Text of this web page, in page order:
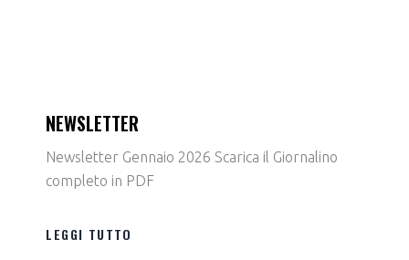
NEWSLETTER
Newsletter Gennaio 2026 Scarica il Giornalino
completo in PDF
LEGGI TUTTO